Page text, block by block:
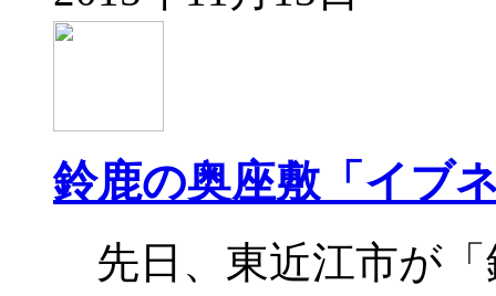
鈴鹿の奥座敷「イブ
先日、東近江市が「